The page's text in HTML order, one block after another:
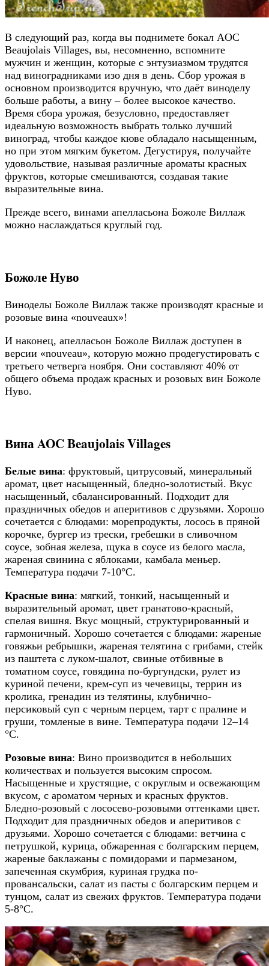
В следующий раз, когда вы поднимете бокал AOC
Beaujolais Villages, вы, несомненно, вспомните
мужчин и женщин, которые с энтузиазмом трудятся
над виноградниками изо дня в день. Сбор урожая в
основном производится вручную, что даёт виноделу
больше работы, а вину – более высокое качество.
Время сбора урожая, безусловно, предоставляет
идеальную возможность выбрать только лучший
виноград, чтобы каждое кюве обладало насыщенным,
но при этом мягким букетом. Дегустируя, получайте
удовольствие, называя различные ароматы красных
фруктов, которые смешиваются, создавая такие
выразительные вина.
Прежде всего, винами апелласьона Божоле Виллаж
можно наслаждаться круглый год.
Божоле Нуво
Виноделы Божоле Виллаж также производят красные и
розовые вина «nouveaux»!
И наконец, апелласьон Божоле Виллаж доступен в
версии «nouveau», которую можно продегустировать с
третьего четверга ноября. Они составляют 40% от
общего объема продаж красных и розовых вин Божоле
Нуво.
Вина AOC Beaujolais Villages
Белые вина: фруктовый, цитрусовый, минеральный
аромат, цвет насыщенный, бледно-золотистый. Вкус
насыщенный, сбалансированный. Подходит для
праздничных обедов и аперитивов с друзьями. Хорошо
сочетается с блюдами: морепродукты, лосось в пряной
корочке, бургер из трески, гребешки в сливочном
соусе, зобная железа, щука в соусе из белого масла,
жареная свинина с яблоками, камбала меньер.
Температура подачи 7-10°C.
Красные вина: мягкий, тонкий, насыщенный и
выразительный аромат, цвет гранатово-красный,
спелая вишня. Вкус мощный, структурированный и
гармоничный. Хорошо сочетается с блюдами: жареные
говяжьи ребрышки, жареная телятина с грибами, стейк
из паштета с луком-шалот, свиные отбивные в
томатном соусе, говядина по-бургундски, рулет из
куриной печени, крем-суп из чечевицы, террин из
кролика, гренадин из телятины, клубнично-
персиковый суп с черным перцем, тарт с пралине и
груши, томленые в вине. Температура подачи 12–14
°C.
Розовые вина: Вино производится в небольших
количествах и пользуется высоким спросом.
Насыщенные и хрустящие, с округлым и освежающим
вкусом, с ароматом черных и красных фруктов.
Бледно-розовый с лососево-розовыми оттенками цвет.
Подходит для праздничных обедов и аперитивов с
друзьями. Хорошо сочетается с блюдами: ветчина с
петрушкой, курица, обжаренная с болгарским перцем,
жареные баклажаны с помидорами и пармезаном,
запеченная скумбрия, куриная грудка по-
провансальски, салат из пасты с болгарским перцем и
тунцом, салат из свежих фруктов. Температура подачи
5-8°C.